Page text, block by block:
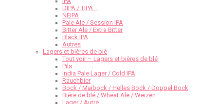
DIPA / TIPA…
NEIPA
Pale Ale / Session IPA
Bitter Ale / Extra Bitter
Black IPA
Autres
Lagers et bières de blé
Tout voir – Lagers et bières de blé
Pils
India Pale Lager / Cold IPA
Rauchbier
Bock / Maibock / Helles Bock / Doppel Bock
Bière de blé / Wheat Ale / Weizen
Lager / Autre